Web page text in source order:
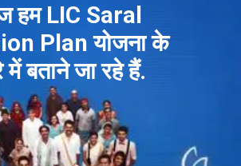
हम LIC Saral
Plan योजना के
में बताने जा रहे हैं.